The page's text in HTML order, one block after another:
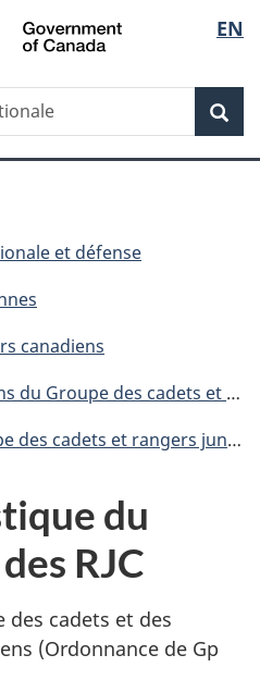
Passer
au
principal
Passer
à
Au
du
Passer
à
version
simplifiée
de
la
EN
et défense
canadiens
cadets et rangers juniors canadiens
rangers juniors canadiens (O Gp CRJC)
du
RJC
des cadets et des
(Ordonnance de Gp